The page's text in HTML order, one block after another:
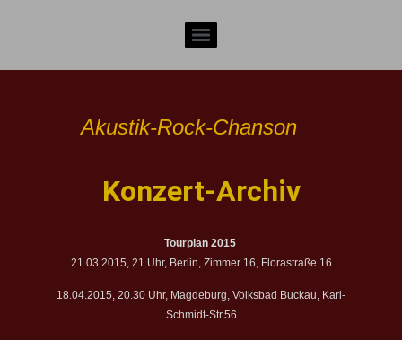
Akustik-Rock-Chanson
Konzert-Archiv
Tourplan 2015
21.03.2015, 21 Uhr, Berlin, Zimmer 16, Florastraße 16
18.04.2015, 20.30 Uhr, Magdeburg, Volksbad Buckau, Karl-
Schmidt-Str.56